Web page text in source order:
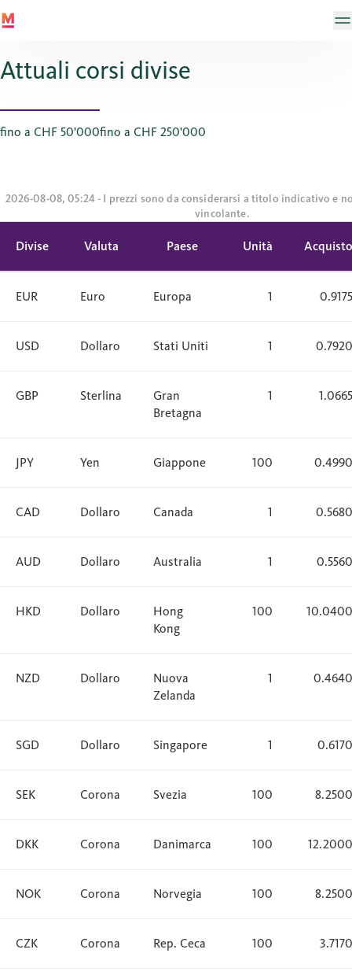
Attuali corsi divise
fino a CHF 50'000fino a CHF 250'000
2026-08-08, 05:24 - I prezzi sono da considerarsi a titolo indicativo e
vincolante.
Divise Valuta Paese Unità Acquisto
EUR Euro Europa 1 0.9175
USD Dollaro Stati Uniti 1 0.7920
GBP Sterlina
Gran
Bretagna
1 1.0665
JPY Yen Giappone 100 0.4990
CAD Dollaro Canada 1 0.5680
AUD Dollaro Australia 1 0.5560
HKD Dollaro
Hong
Kong
100 10.0400
NZD Dollaro
Nuova
Zelanda
1 0.4640
SGD Dollaro Singapore 1 0.6170
SEK Corona Svezia 100 8.2500
DKK Corona Danimarca 100 12.2000
NOK Corona Norvegia 100 8.2500
CZK Corona Rep. Ceca 100 3.7170